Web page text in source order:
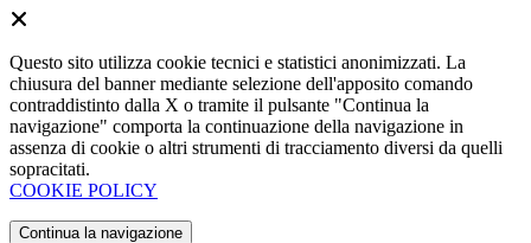
Questo sito utilizza cookie tecnici e statistici anonimizzati. La
chiusura del banner mediante selezione dell'apposito comando
contraddistinto dalla X o tramite il pulsante "Continua la
navigazione" comporta la continuazione della navigazione in
assenza di cookie o altri strumenti di tracciamento diversi da quelli
sopracitati.
COOKIE POLICY
Continua la navigazione